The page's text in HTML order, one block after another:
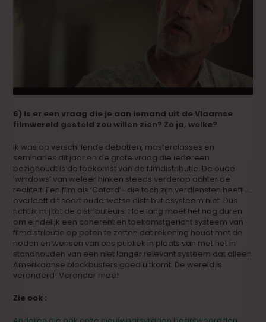
6) Is er een vraag die je aan iemand uit de Vlaamse
filmwereld gesteld zou willen zien? Zo ja, welke?
Ik was op verschillende debatten, masterclasses en
seminaries dit jaar en de grote vraag die iedereen
bezighoudt is de toekomst van de filmdistributie. De oude
’windows’ van weleer hinken steeds verderop achter de
realiteit. Een film als ‘Cafard’- die toch zijn verdiensten heeft –
overleeft dit soort ouderwetse distributiesysteem niet. Dus
richt ik mij tot de distributeurs: Hoe lang moet het nog duren
om eindelijk een coherent en toekomstgericht systeem van
filmdistributie op poten te zetten dat rekening houdt met de
noden en wensen van ons publiek in plaats van met het in
standhouden van een niet langer relevant systeem dat alleen
Amerikaanse blockbusters goed uitkomt. De wereld is
veranderd! Verander mee!
Zie ook :